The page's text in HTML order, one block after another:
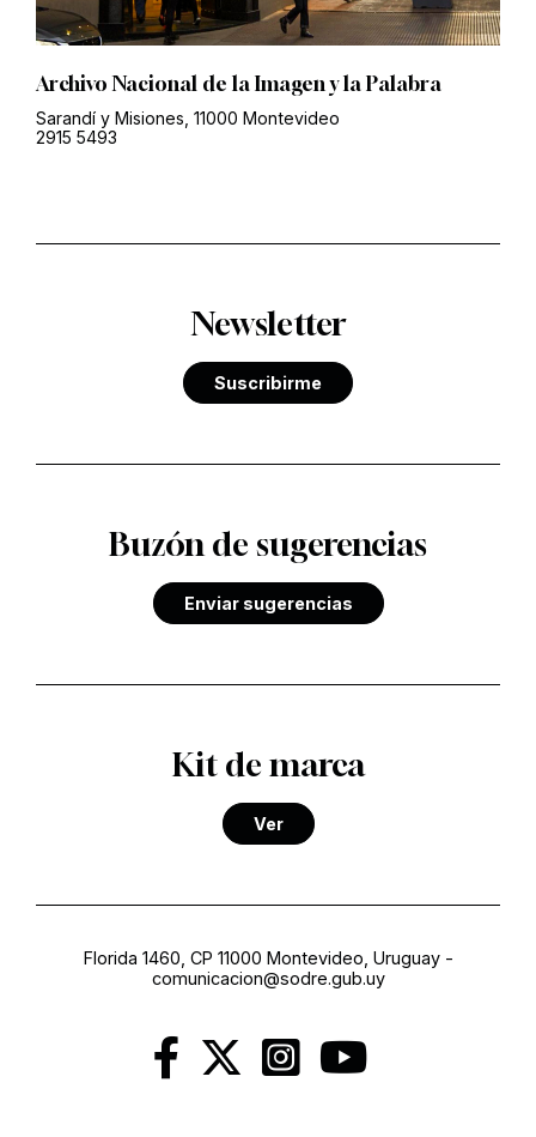
Archivo Nacional de la Imagen y la Palabra
Sarandí y Misiones, 11000 Montevideo
2915 5493
Newsletter
Suscribirme
Buzón de sugerencias
Enviar sugerencias
Kit de marca
Ver
Florida 1460, CP 11000 Montevideo, Uruguay-
comunicacion@sodre.gub.uy